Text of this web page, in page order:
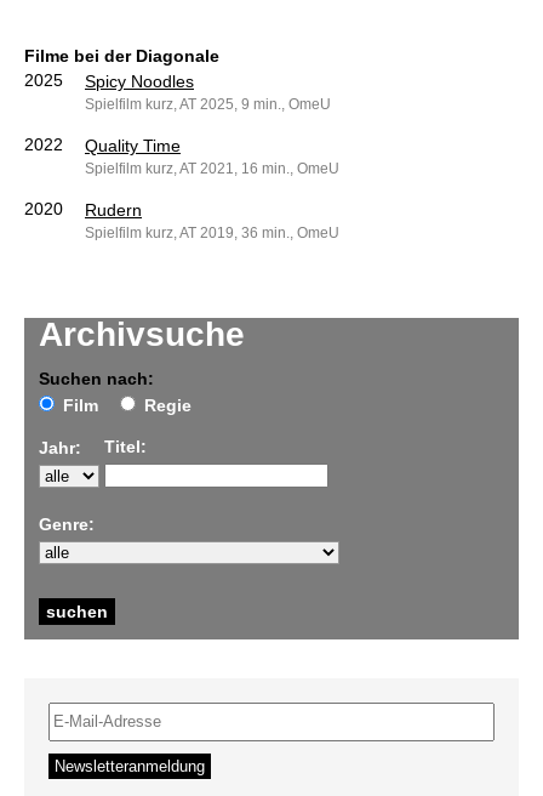
Archivsuche
Suchen nach:
Film
Regie
Jahr: Titel:
Genre:
Filme bei der Diagonale
2025
Spicy Noodles
Spielfilm kurz, AT 2025, 9 min., OmeU
2022 Quality Time
Spielfilm kurz, AT 2021, 16 min., OmeU
2020 Rudern
Spielfilm kurz, AT 2019, 36 min., OmeU